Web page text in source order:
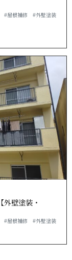
#屋根補修 #外壁塗装
壁塗装・
#屋根補修 #外壁塗装